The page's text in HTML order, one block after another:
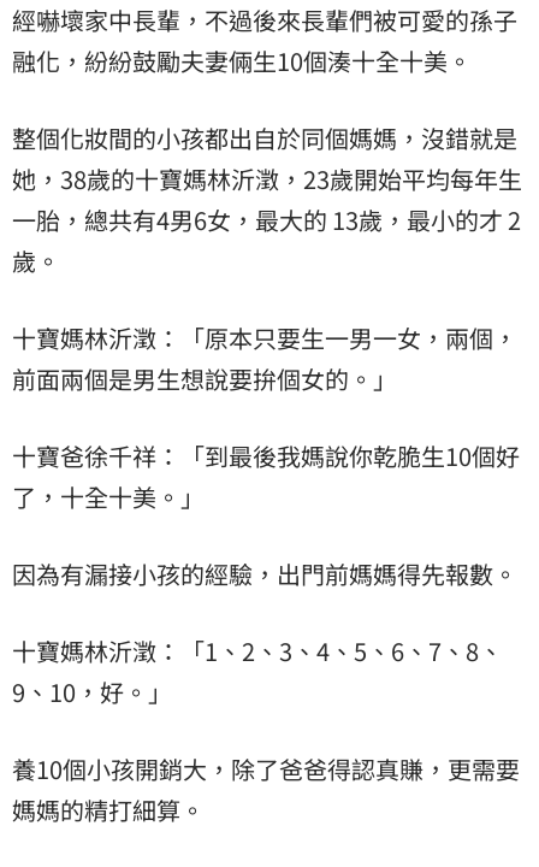
經嚇壞家中長輩，不過後來長輩們被可愛的孫子
融化，紛紛鼓勵夫妻倆生10個湊十全十美。
整個化妝間的小孩都出自於同個媽媽，沒錯就是
她，38歲的十寶媽林沂澂，23歲開始平均每年生
一胎，總共有4男6女，最大的 13歲，最小的才 2
歲。
十寶媽林沂澂：「原本只要生一男一女，兩個，
前面兩個是男生想說要拚個女的。」
十寶爸徐千祥：「到最後我媽說你乾脆生10個好
了，十全十美。」
因為有漏接小孩的經驗，出門前媽媽得先報數。
十寶媽林沂澂：「1、2、3、4、5、6、7、8、
9、10，好。」
養10個小孩開銷大，除了爸爸得認真賺，更需要
媽媽的精打細算。